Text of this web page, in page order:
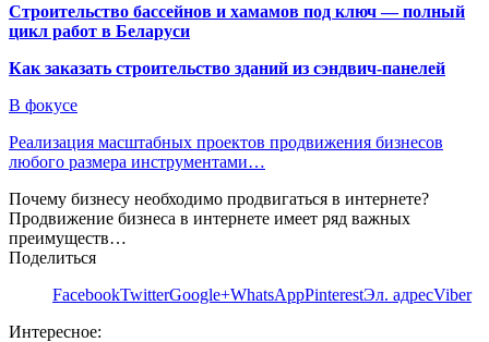
Строительство бассейнов и хамамов под ключ — полный
цикл работ в Беларуси
Как заказать строительство зданий из сэндвич-панелей
В фокусе
Реализация масштабных проектов продвижения бизнесов
любого размера инструментами…
Почему бизнесу необходимо продвигаться в интернете?
Продвижение бизнеса в интернете имеет ряд важных
преимуществ…
Поделиться
FacebookTwitterGoogle+WhatsAppPinterestЭл. адресViber
Интересное: